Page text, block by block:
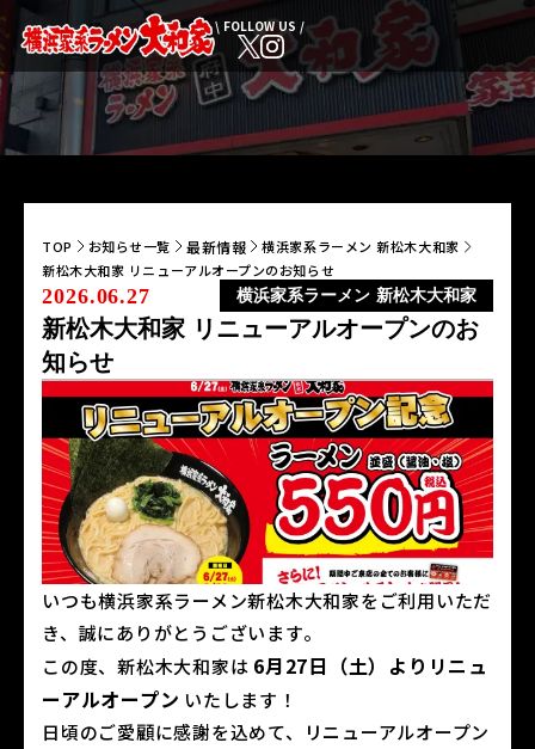
\ FOLLOW US /
TOP お知らせ一覧 最新情報
横浜家系ラーメン 新松木大和家
新松木大和家 リニューアルオープンのお知らせ
2026.06.27 横浜家系ラーメン 新松木大和家
新松木大和家 リニューアルオープンのお
知らせ
いつも横浜家系ラーメン新松木大和家をご利用いただ
き、誠にありがとうございます。
この度、新松木大和家は 6月27日（土）よりリニュ
ーアルオープン いたします！
日頃のご愛顧に感謝を込めて、リニューアルオープン